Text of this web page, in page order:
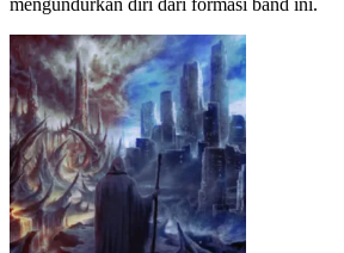
mengundurkan diri dari formasi band ini.